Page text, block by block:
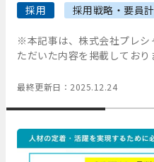
採用 採用戦略・要員
※本記事は、株式会社プレシ
ただいた内容を掲載しており
最終更新日： 2025.12.24